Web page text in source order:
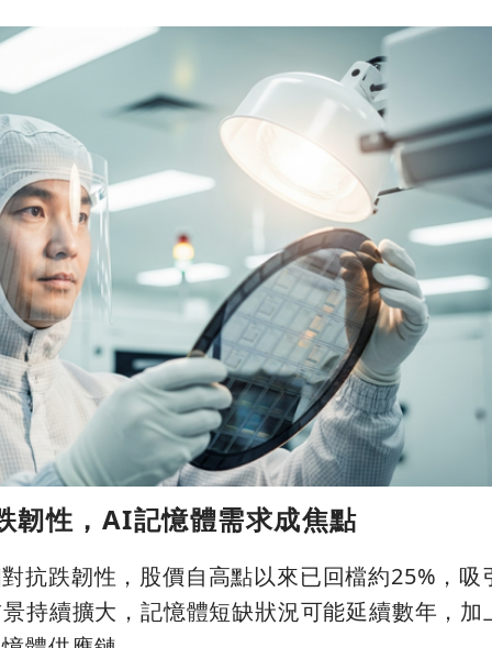
韌性，AI記憶體需求成焦點
抗跌韌性，股價自高點以來已回檔約25%，吸
持續擴大，記憶體短缺狀況可能延續數年，加